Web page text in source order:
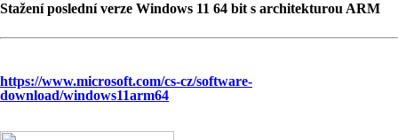
Stažení poslední verze Windows 11 64 bit s architekturou ARM
https://www.microsoft.com/cs-cz/software-
download/windows11arm64